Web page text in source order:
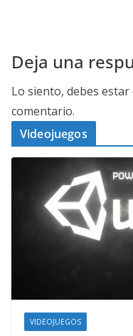
Deja una
Lo siento, debes estar
comentario.
Videojuegos
VIDEOJUEGOS